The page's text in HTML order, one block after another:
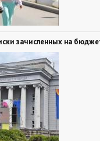
зачисленных на